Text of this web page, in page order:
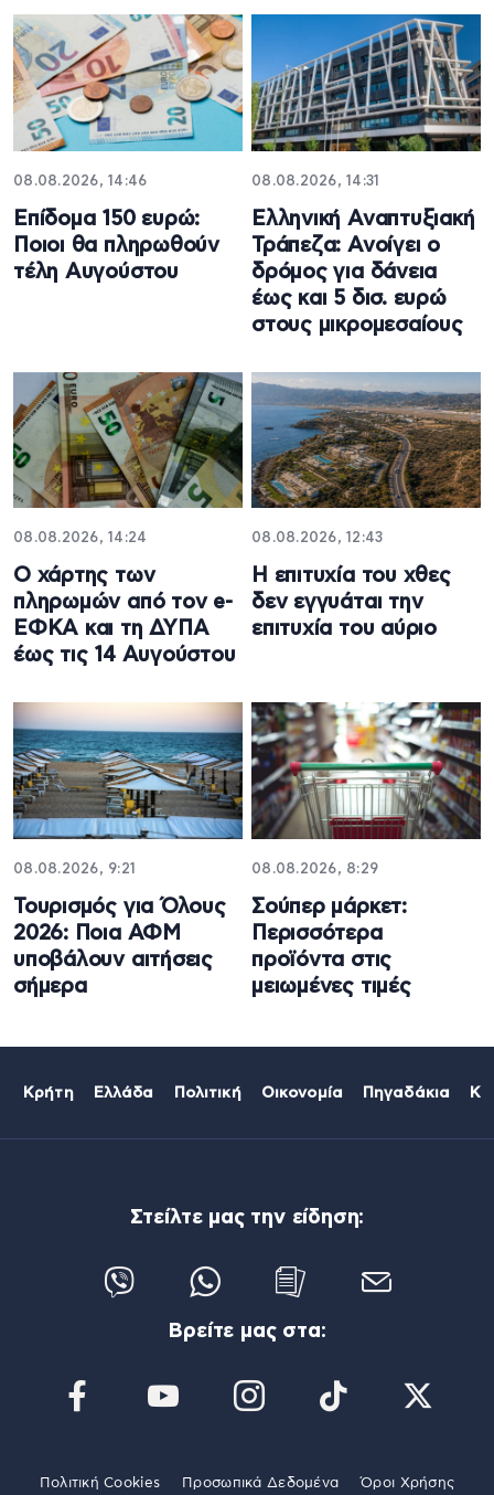
08.08.2026, 14:46
Επίδομα 150 ευρώ:
Ποιοι θα πληρωθούν
τέλη Αυγούστου
08.08.2026, 14:31
Ελληνική Αναπτυξιακή
Τράπεζα: Ανοίγει ο
δρόμος για δάνεια
έως και 5 δισ. ευρώ
στους μικρομεσαίους
08.08.2026, 14:24
Ο χάρτης των
πληρωμών από τον e-
ΕΦΚΑ και τη ΔΥΠΑ
έως τις 14 Αυγούστου
08.08.2026, 12:43
Η επιτυχία του χθες
δεν εγγυάται την
επιτυχία του αύριο
08.08.2026, 9:21
Τουρισμός για Όλους
2026: Ποια ΑΦΜ
υποβάλουν αιτήσεις
σήμερα
08.08.2026, 8:29
Σούπερ μάρκετ:
Περισσότερα
προϊόντα στις
μειωμένες τιμές
Κρήτη Ελλάδα Πολιτική Οικονομία Πηγαδάκια
Στείλτε μας την είδηση:
Βρείτε μας στα:
Πολιτική Cookies Προσωπικά Δεδομένα Όροι Χρήσης